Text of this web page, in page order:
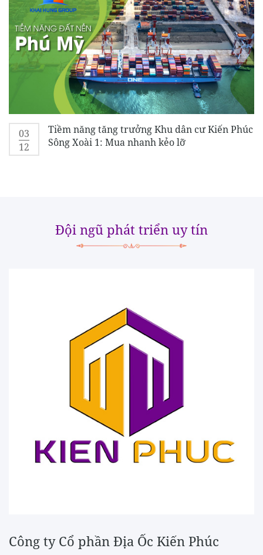
03
12
Tiềm năng tăng trưởng Khu dân cư Kiến Phúc
Sông Xoài 1: Mua nhanh kẻo lỡ
Đội ngũ phát triển uy tín
Công ty Cổ phần Địa Ốc Kiến Phúc